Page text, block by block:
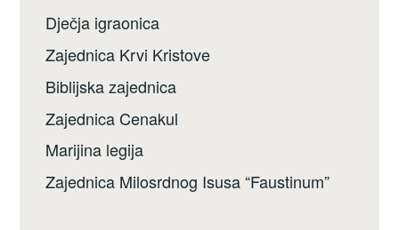
Dječja igraonica
Zajednica Krvi Kristove
Biblijska zajednica
Zajednica Cenakul
Marijina legija
Zajednica Milosrdnog Isusa “Faustinum”